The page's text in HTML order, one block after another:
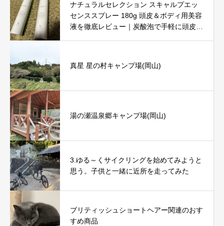
ナチュラルセレクション スキャルプエッ
センススプレー 180g 頭皮＆ボディ用美容
液を徹底レビュー｜炭酸泡で手軽に頭皮と
真星 星の村キャンプ場(岡山)
湯の瀬温泉郷キャンプ場(岡山)
3.ゆる～くサイクリングを始めてみようと
思う。子供と一緒に近所を走ってみた
ブリティッシュショートヘアー関連のおす
すめ商品